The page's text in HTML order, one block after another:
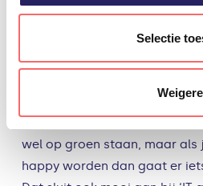
Selectie
Je kan natuurlijk insteken op
ja, die blijven zeker
doen, dan kijk je met jouw
uiteindelijk gaat het om zaken
wel op groen staan, maar als
happy worden dan gaat er